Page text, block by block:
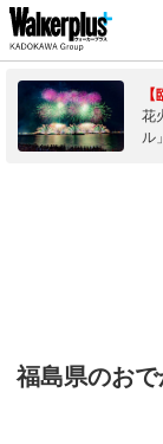
花
ル
福島県のお